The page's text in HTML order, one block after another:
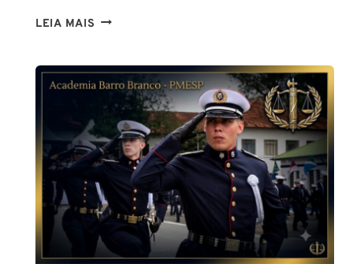
LEIA MAIS TENHO
SER
POLICIAL?
DESCUBRA
AS
NOVAS
REGRAS!
ALTURA
MÍNIMA
PARA
CONCURSO